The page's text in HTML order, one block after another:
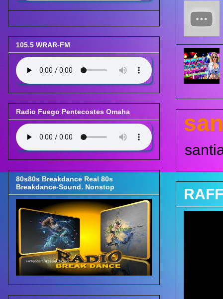
105.5 WRAR-FM
Radio Fuego Pentecostes Omaha
80s80s Breakdance Real 80s
Breakdance-Sound. Nonstop